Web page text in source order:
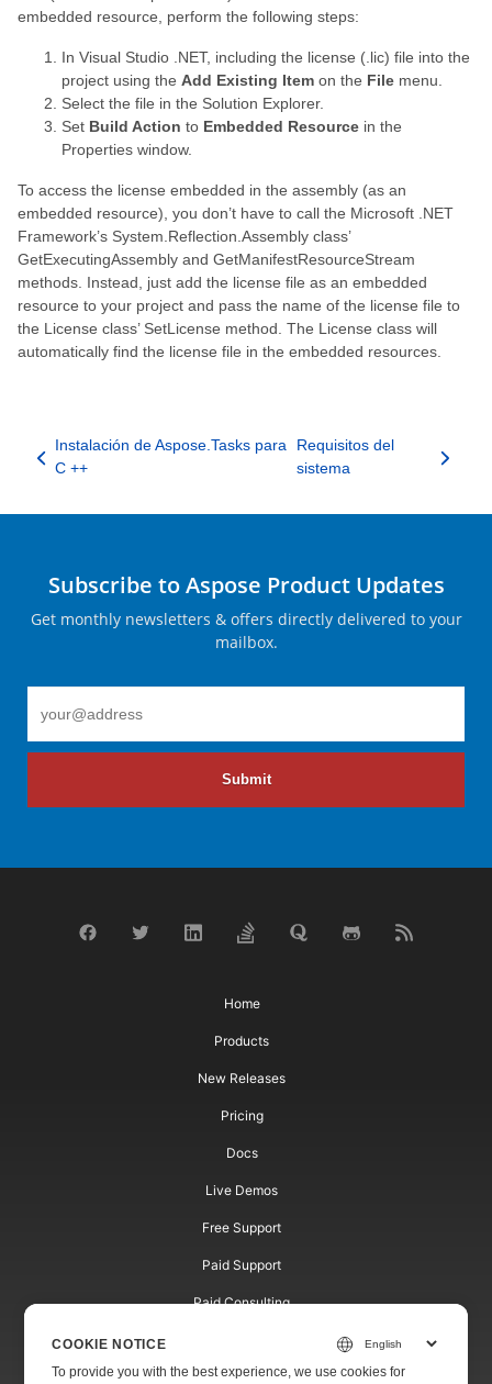
embedded resource, perform the following steps:
In Visual Studio .NET, including the license (.lic) file into the
project using the Add Existing Item on the File menu.
Select the file in the Solution Explorer.
Set Build Action to Embedded Resource in the
Properties window.
To access the license embedded in the assembly (as an
embedded resource), you don’t have to call the Microsoft .NET
Framework’s System.Reflection.Assembly class’
GetExecutingAssembly and GetManifestResourceStream
methods. Instead, just add the license file as an embedded
resource to your project and pass the name of the license file to
the License class’ SetLicense method. The License class will
automatically find the license file in the embedded resources.
Instalación de Aspose.Tasks para
C ++
Requisitos del
sistema
Subscribe to Aspose Product Updates
Get monthly newsletters & offers directly delivered to your
mailbox.
Submit
Home
Products
New Releases
Pricing
Docs
Live Demos
Free Support
Paid Support
Paid Consulting
Websites
COOKIE NOTICE
To provide you with the best experience, we use cookies for